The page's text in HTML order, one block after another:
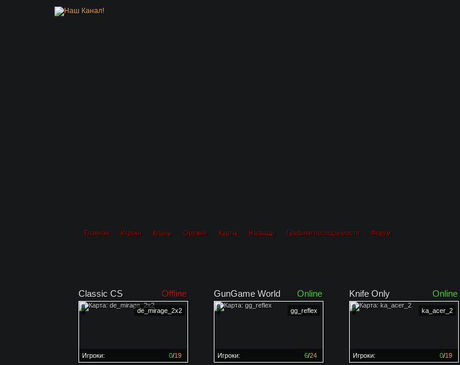
Главная Игроки Кланы Оружие Карты Награды Графики посещаемости Форум
Classic CS Offline
de_mirage_2x2
0/19
Игроки:
GunGame World Online
gg_reflex
6/24
Игроки:
Knife Only Online
ka_acer_2
0/19
Игроки: